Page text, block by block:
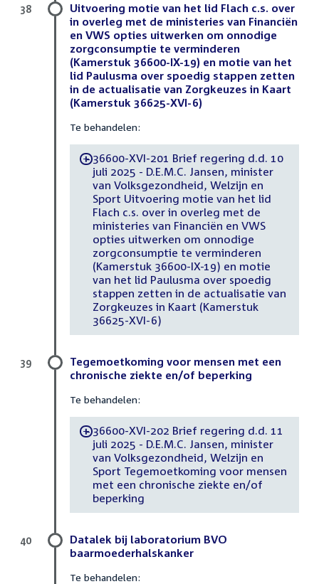
Uitvoering motie van het lid Flach c.s. over
in overleg met de ministeries van Financiën
en VWS opties uitwerken om onnodige
zorgconsumptie te verminderen
(Kamerstuk 36600-IX-19) en motie van het
lid Paulusma over spoedig stappen zetten
in de actualisatie van Zorgkeuzes in Kaart
(Kamerstuk 36625-XVI-6)
Te behandelen:
-36600-XVI-201 Brief regering d.d. 10
juli 2025 - D.E.M.C. Jansen, minister
van Volksgezondheid, Welzijn en
Sport Uitvoering motie van het lid
Flach c.s. over in overleg met de
ministeries van Financiën en VWS
opties uitwerken om onnodige
zorgconsumptie te verminderen
(Kamerstuk 36600-IX-19) en motie
van het lid Paulusma over spoedig
stappen zetten in de actualisatie van
Zorgkeuzes in Kaart (Kamerstuk
36625-XVI-6)
38
Tegemoetkoming voor mensen met een
chronische ziekte en/of beperking
Te behandelen:
-36600-XVI-202 Brief regering d.d. 11
juli 2025 - D.E.M.C. Jansen, minister
van Volksgezondheid, Welzijn en
Sport Tegemoetkoming voor mensen
met een chronische ziekte en/of
beperking
39
Datalek bij laboratorium BVO
baarmoederhalskanker
Te behandelen:
40